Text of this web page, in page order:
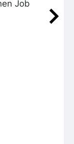
Job